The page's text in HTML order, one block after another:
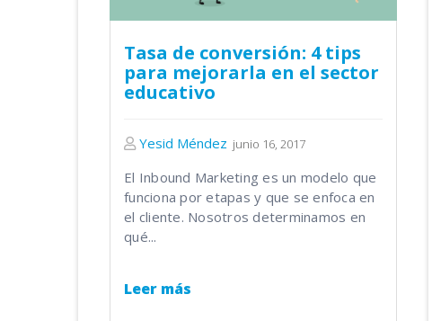
Tasa de conversión: 4 tips
para mejorarla en el sector
educativo
Yesid Méndez junio 16, 2017
El Inbound Marketing es un modelo que
funciona por etapas y que se enfoca en
el cliente. Nosotros determinamos en
qué...
Leer más